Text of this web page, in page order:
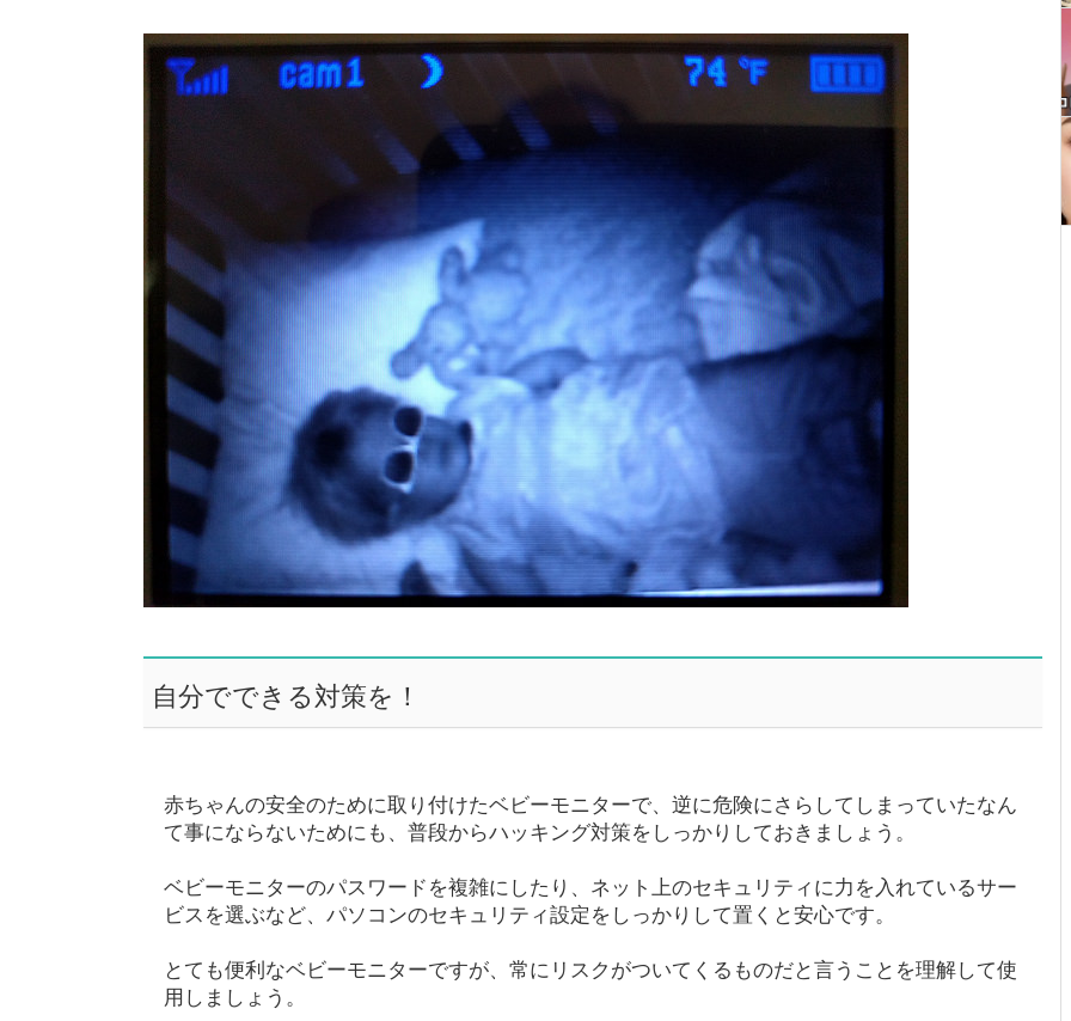
自分でできる対策を！
赤ちゃんの安全のために取り付けたベビーモニターで、逆に危険にさらしてしまっていたなん
て事にならないためにも、普段からハッキング対策をしっかりしておきましょう。
ベビーモニターのパスワードを複雑にしたり、ネット上のセキュリティに力を入れているサー
ビスを選ぶなど、パソコンのセキュリティ設定をしっかりして置くと安心です。
とても便利なベビーモニターですが、常にリスクがついてくるものだと言うことを理解して使
用しましょう。